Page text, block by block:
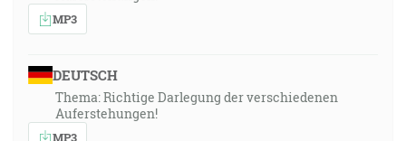
MP3
DEUTSCH
Thema: Richtige Darlegung der verschiedenen
Auferstehungen!
MP3